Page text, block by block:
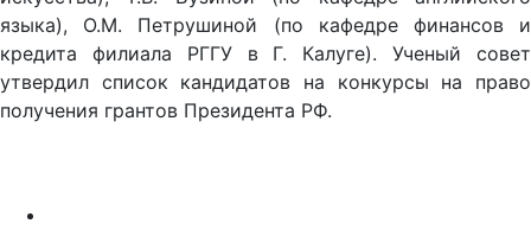
кредита филиала РГГУ в Г. Калуге). Ученый совет
утвердил список кандидатов на конкурсы на право
получения грантов Президента РФ.